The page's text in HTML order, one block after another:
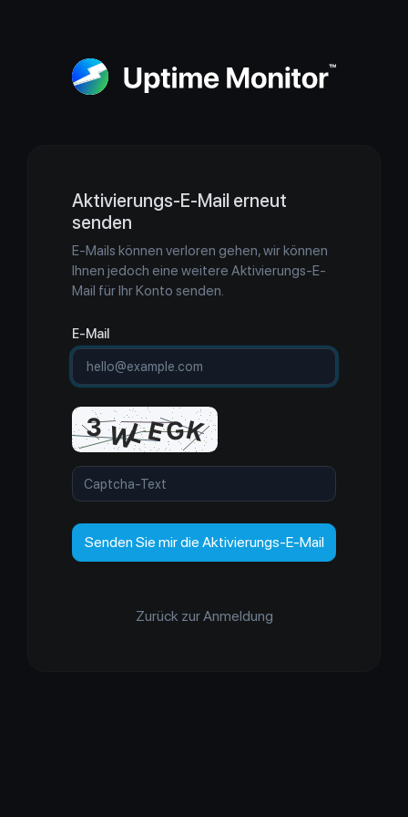
Aktivierungs-E-Mail erneut
senden
E-Mails können verloren gehen, wir können
Ihnen jedoch eine weitere Aktivierungs-E-
Mail für Ihr Konto senden.
E-Mail
Senden Sie mir die Aktivierungs-E-Mail
Zurück zur Anmeldung